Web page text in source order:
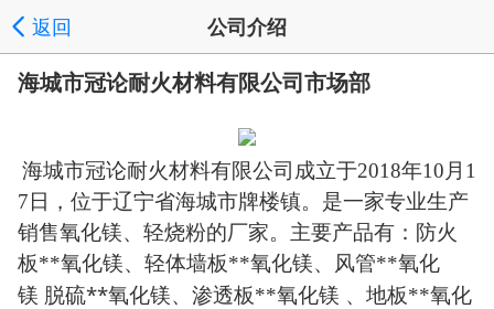
返回 公司介绍
海城市冠论耐火材料有限公司市场部
海城市冠论耐火材料有限公司成立于2018年10月1
7日，位于辽宁省海城市牌楼镇。是一家专业生产
销售氧化镁、轻烧粉的厂家。主要产品有：防火
板**氧化镁、轻体墙板**氧化镁、风管**氧化
镁 脱硫**氧化镁、 渗透板**氧化镁 、 地板**氧化